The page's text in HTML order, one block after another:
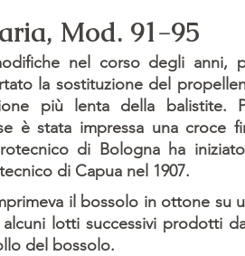
Mod. 91-95
nel corso degli anni,
la sostituzione del
più lenta della balistite.
è stata impressa una croce
di Bologna ha
di Capua nel 1907.
il bossolo in ottone su
lotti successivi prodotti
del bossolo.